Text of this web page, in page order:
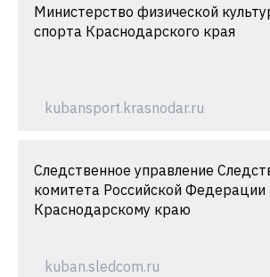
Министерство физической
спорта Краснодарского края
kubansport.krasnodar.ru
Следственное управление
комитета Российской Федерации
Краснодарскому краю
kuban.sledcom.ru